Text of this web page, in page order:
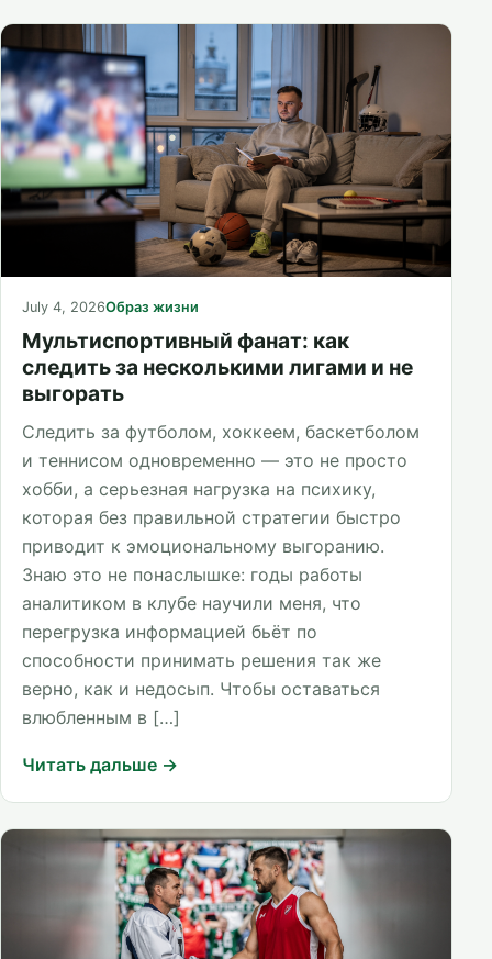
July 4, 2026Образ жизни
Мультиспортивный фанат: как
следить за несколькими лигами и не
выгорать
Следить за футболом, хоккеем, баскетболом
и теннисом одновременно — это не просто
хобби, а серьезная нагрузка на психику,
которая без правильной стратегии быстро
приводит к эмоциональному выгоранию.
Знаю это не понаслышке: годы работы
аналитиком в клубе научили меня, что
перегрузка информацией бьёт по
способности принимать решения так же
верно, как и недосып. Чтобы оставаться
влюбленным в […]
Читать дальше →